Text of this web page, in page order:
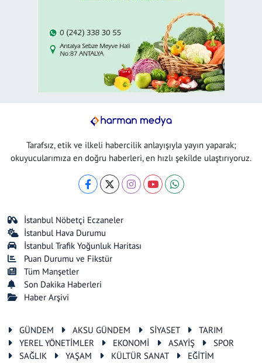
Tarafsız, etik ve ilkeli habercilik anlayışıyla yayın yaparak;
okuyucularımıza en doğru haberleri, en hızlı şekilde ulaştırıyoruz.
İstanbul Nöbetçi Eczaneler
İstanbul Hava Durumu
İstanbul Trafik Yoğunluk Haritası
Puan Durumu ve Fikstür
Tüm Manşetler
Son Dakika Haberleri
Haber Arşivi
GÜNDEM AKSU GÜNDEM SİYASET
TARIM
YEREL YÖNETİMLER
EKONOMİ ASAYİŞ
SPOR
SAĞLIK
YAŞAM KÜLTÜR SANAT EĞİTİM